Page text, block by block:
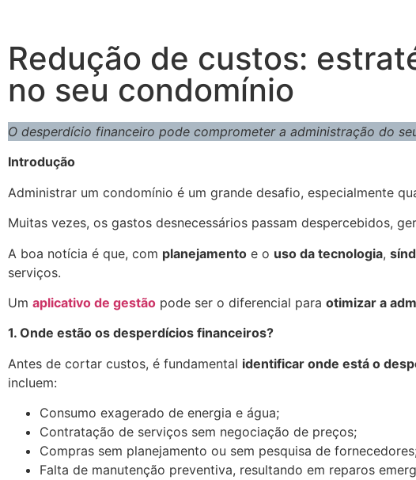
Redução de custos:
no seu condomínio
O desperdício financeiro pode comprometer a administração do
Introdução
Administrar um condomínio é um grande desafio, especialmente
Muitas vezes, os gastos desnecessários passam despercebidos,
A boa notícia é que, com planejamento e o uso da tecnologia,
serviços.
Um aplicativo de gestão pode ser o diferencial para otimizar a
1. Onde estão os desperdícios financeiros?
Antes de cortar custos, é fundamental identificar onde está o
incluem:
Consumo exagerado de energia e água;
Contratação de serviços sem negociação de preços;
Compras sem planejamento ou sem pesquisa de
Falta de manutenção preventiva, resultando em reparos